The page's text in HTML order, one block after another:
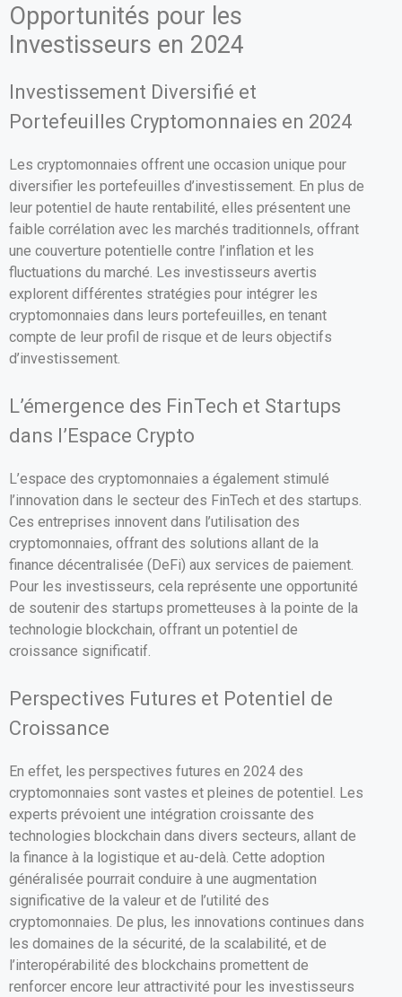
Opportunités pour les
Investisseurs en 2024
Investissement Diversifié et
Portefeuilles Cryptomonnaies en 2024
Les cryptomonnaies offrent une occasion unique pour
diversifier les portefeuilles d’investissement. En plus de
leur potentiel de haute rentabilité, elles présentent une
faible corrélation avec les marchés traditionnels, offrant
une couverture potentielle contre l’inflation et les
fluctuations du marché. Les investisseurs avertis
explorent différentes stratégies pour intégrer les
cryptomonnaies dans leurs portefeuilles, en tenant
compte de leur profil de risque et de leurs objectifs
d’investissement.
L’émergence des FinTech et Startups
dans l’Espace Crypto
L’espace des cryptomonnaies a également stimulé
l’innovation dans le secteur des FinTech et des startups.
Ces entreprises innovent dans l’utilisation des
cryptomonnaies, offrant des solutions allant de la
finance décentralisée (DeFi) aux services de paiement.
Pour les investisseurs, cela représente une opportunité
de soutenir des startups prometteuses à la pointe de la
technologie blockchain, offrant un potentiel de
croissance significatif.
Perspectives Futures et Potentiel de
Croissance
En effet, les perspectives futures en 2024 des
cryptomonnaies sont vastes et pleines de potentiel. Les
experts prévoient une intégration croissante des
technologies blockchain dans divers secteurs, allant de
la finance à la logistique et au-delà. Cette adoption
généralisée pourrait conduire à une augmentation
significative de la valeur et de l’utilité des
cryptomonnaies. De plus, les innovations continues dans
les domaines de la sécurité, de la scalabilité, et de
l’interopérabilité des blockchains promettent de
renforcer encore leur attractivité pour les investisseurs